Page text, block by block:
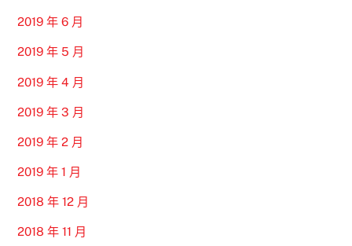
2019 年 6 月
2019 年 5 月
2019 年 4 月
2019 年 3 月
2019 年 2 月
2019 年 1 月
2018 年 12 月
2018 年 11 月